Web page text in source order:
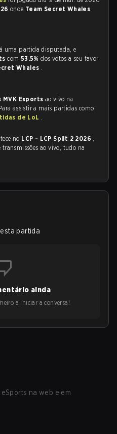
onde Team Secret Whales
uma partida disputada, e
com 53.5%dos votos a seu favor
Whales .
MVK Esports ao vivo na
assistir a mais partidas como
de LoL .
no LCP - LCP Split 2 2026 ,
transmissões ao vivo, tudo na
partida
ainda
a iniciar a conversa!
na web e em